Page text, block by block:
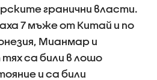
гранични власти.
7 мъже от Китай и по
Мианмар и
са били в лошо
и са били